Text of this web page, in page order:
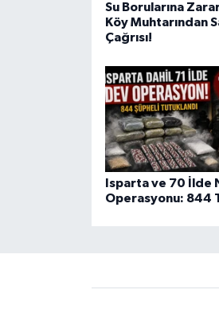
Su Borularına
Köy Muhtarından
Çağrısı!
Isparta ve 70 İlde
Operasyonu: 844